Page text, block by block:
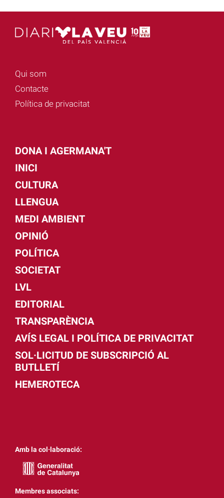
Qui som
Contacte
Política de privacitat
DONA I AGERMANA'T
INICI
CULTURA
LLENGUA
MEDI AMBIENT
OPINIÓ
POLÍTICA
SOCIETAT
LVL
EDITORIAL
TRANSPARÈNCIA
AVÍS LEGAL I POLÍTICA DE PRIVACITAT
SOL·LICITUD DE SUBSCRIPCIÓ AL
BUTLLETÍ
HEMEROTECA
Amb la col·laboració:
Membres associats: